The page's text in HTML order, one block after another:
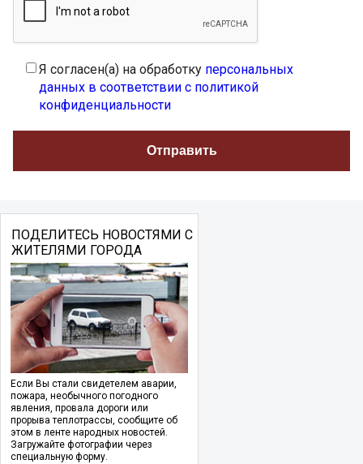
Я согласен(а) на обработку персональных
данных в соответствии с политикой
конфиденциальности
ПОДЕЛИТЕСЬ НОВОСТЯМИ С
ЖИТЕЛЯМИ ГОРОДА
Если Вы стали свидетелем аварии,
пожара, необычного погодного
явления, провала дороги или
прорыва теплотрассы, сообщите об
этом в ленте народных новостей.
Загружайте фотографии через
специальную форму.